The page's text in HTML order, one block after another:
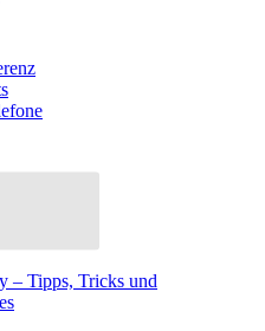
– Tipps, Tricks und